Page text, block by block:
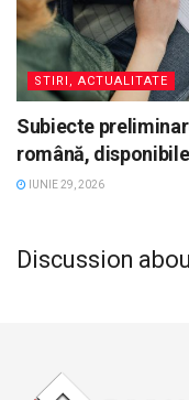
STIRI, ACTUALITATE
Subiecte
română,
IUNIE 29, 2026
Discussion